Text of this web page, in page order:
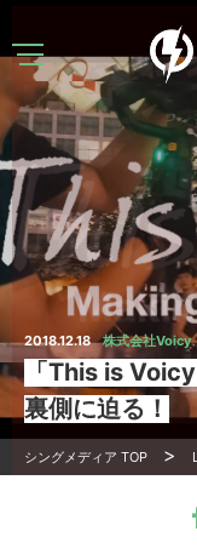
2018.12.18 株式会社Voicy
「This is
裏側に迫る！
シングメディア TOP